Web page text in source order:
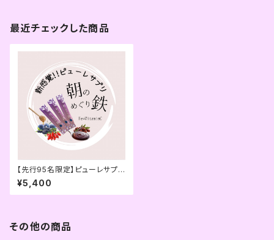
最近チェックした商品
【先行95名限定】ピューレサプリ
「朝のめぐり鉄」14本入
¥5,400
その他の商品